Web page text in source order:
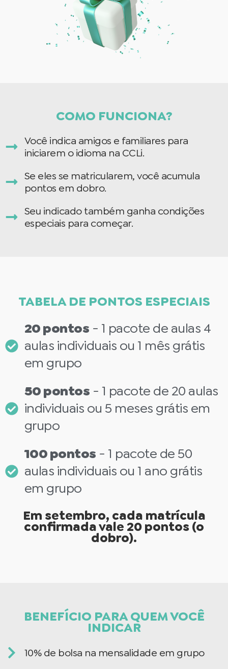
COMO FUNCIONA?
Você indica amigos e familiares para
iniciarem o idioma na CCLi.
Se eles se matricularem, você acumula
pontos em dobro.
Seu indicado também ganha condições
especiais para começar.
TABELA DE PONTOS ESPECIAIS
20 pontos - 1 pacote de aulas 4
aulas individuais ou 1 mês grátis
em grupo
50 pontos - 1 pacote de 20 aulas
individuais ou 5 meses grátis em
grupo
100 pontos - 1 pacote de 50
aulas individuais ou 1 ano grátis
em grupo
Em setembro, cada matrícula
confirmada vale 20 pontos (o
dobro).
BENEFÍCIO PARA QUEM VOCÊ
INDICAR
10% de bolsa na mensalidade em grupo